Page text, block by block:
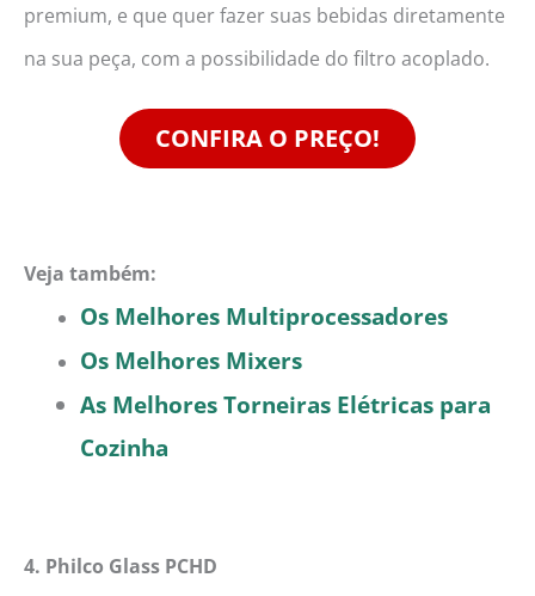
premium, e que quer fazer suas bebidas diretamente
na sua peça, com a possibilidade do filtro acoplado.
CONFIRA O PREÇO!
Veja também:
Os Melhores Multiprocessadores
Os Melhores Mixers
As Melhores Torneiras Elétricas para
Cozinha
4. Philco Glass PCHD